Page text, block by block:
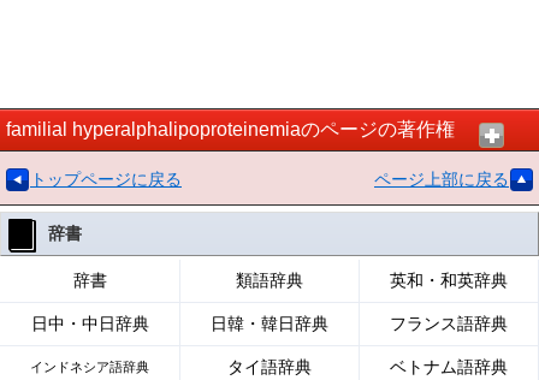
familial hyperalphalipoproteinemiaのページの著作権
トップページに戻る ページ上部に戻る
辞書
辞書 類語辞典 英和・和英辞典
日中・中日辞典 日韓・韓日辞典 フランス語辞典
インドネシア語辞典 タイ語辞典 ベトナム語辞典